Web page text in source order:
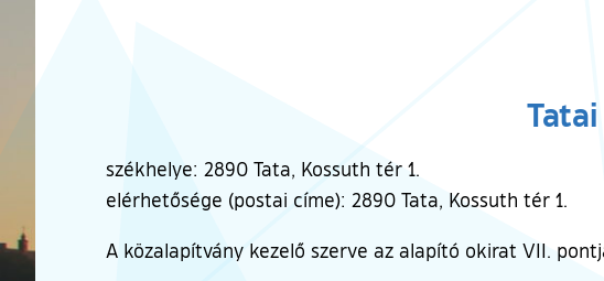
székhelye: 2890 Tata, Kossuth tér 1.
elérhetősége (postai címe): 2890 Tata, Kossuth tér 1.
A közalapítvány kezelő szerve az alapító okirat VII.